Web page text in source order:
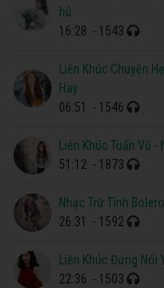
hủ
16:28 - 1543
Liên Khúc Chuyện
Hay
06:51
- 1546
Liên Khúc Tuấn Vũ
51:12 - 1873
Nhạc Trữ Tình
26:31
- 1592
Liên Khúc Đừng Nói
22:36 - 1503